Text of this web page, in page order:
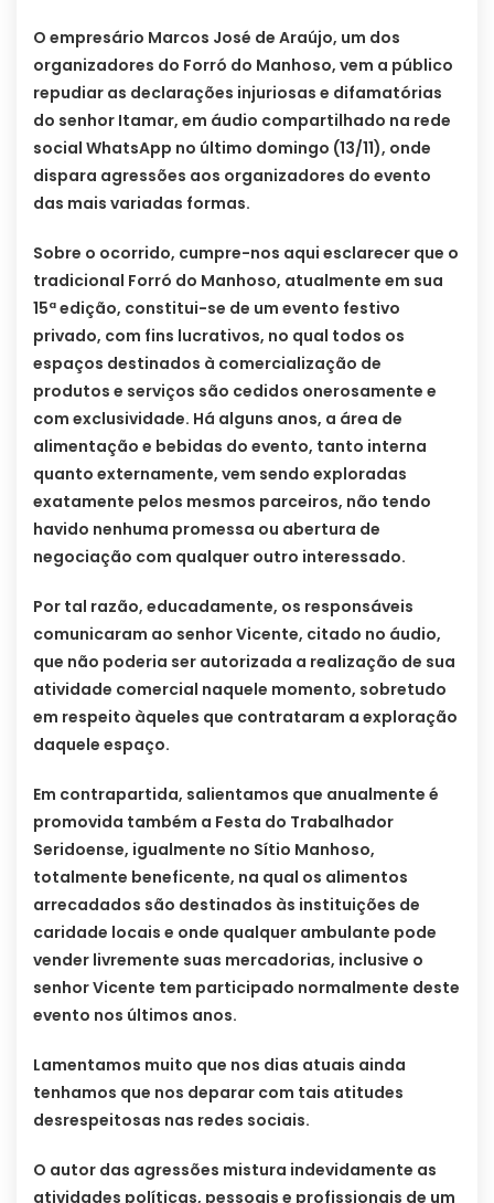
O empresário Marcos José de Araújo, um dos
organizadores do Forró do Manhoso, vem a público
repudiar as declarações injuriosas e difamatórias
do senhor Itamar, em áudio compartilhado na rede
social WhatsApp no último domingo (13/11), onde
dispara agressões aos organizadores do evento
das mais variadas formas.
Sobre o ocorrido, cumpre-nos aqui esclarecer que o
tradicional Forró do Manhoso, atualmente em sua
15ª edição, constitui-se de um evento festivo
privado, com fins lucrativos, no qual todos os
espaços destinados à comercialização de
produtos e serviços são cedidos onerosamente e
com exclusividade. Há alguns anos, a área de
alimentação e bebidas do evento, tanto interna
quanto externamente, vem sendo exploradas
exatamente pelos mesmos parceiros, não tendo
havido nenhuma promessa ou abertura de
negociação com qualquer outro interessado.
Por tal razão, educadamente, os responsáveis
comunicaram ao senhor Vicente, citado no áudio,
que não poderia ser autorizada a realização de sua
atividade comercial naquele momento, sobretudo
em respeito àqueles que contrataram a exploração
daquele espaço.
Em contrapartida, salientamos que anualmente é
promovida também a Festa do Trabalhador
Seridoense, igualmente no Sítio Manhoso,
totalmente beneficente, na qual os alimentos
arrecadados são destinados às instituições de
caridade locais e onde qualquer ambulante pode
vender livremente suas mercadorias, inclusive o
senhor Vicente tem participado normalmente deste
evento nos últimos anos.
Lamentamos muito que nos dias atuais ainda
tenhamos que nos deparar com tais atitudes
desrespeitosas nas redes sociais.
O autor das agressões mistura indevidamente as
atividades políticas, pessoais e profissionais de um